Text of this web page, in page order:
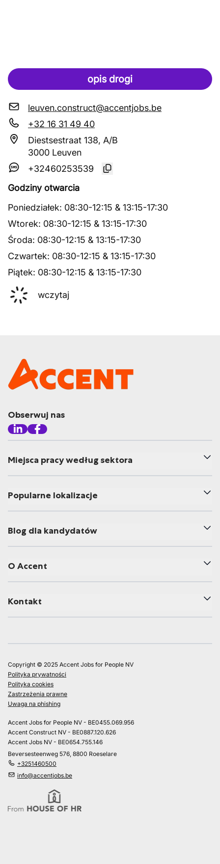
opis drogi
leuven.construct@accentjobs.be
+32 16 31 49 40
Diestsestraat 138, A/B
3000 Leuven
+32460253539
Godziny otwarcia
Poniedziałek: 08:30-12:15 & 13:15-17:30
Wtorek: 08:30-12:15 & 13:15-17:30
Środa: 08:30-12:15 & 13:15-17:30
Czwartek: 08:30-12:15 & 13:15-17:30
Piątek: 08:30-12:15 & 13:15-17:30
wczytaj
Obserwuj nas
Miejsca pracy według sektora
Popularne lokalizacje
Blog dla kandydatów
O Accent
Kontakt
Copyright © 2025 Accent Jobs for People NV
Polityka prywatności
Polityka cookies
Zastrzeżenia prawne
Uwaga na phishing
Accent Jobs for People NV - BE0455.069.956
Accent Construct NV - BE0887.120.626
Accent Jobs NV - BE0654.755.146
Beversesteenweg 576, 8800 Roeselare
+3251460500
info@accentjobs.be